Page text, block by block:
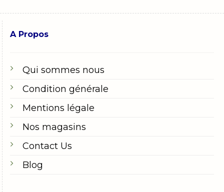
A Propos
Qui sommes nous
Condition générale
Mentions légale
Nos magasins
Contact Us
Blog